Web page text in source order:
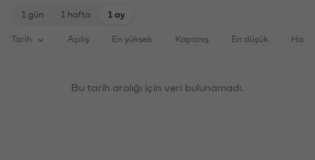
1 gün 1 hafta 1 ay
Tarih Açılış En yüksek Kapanış En düşük
Bu tarih aralığı için veri bulunamadı.